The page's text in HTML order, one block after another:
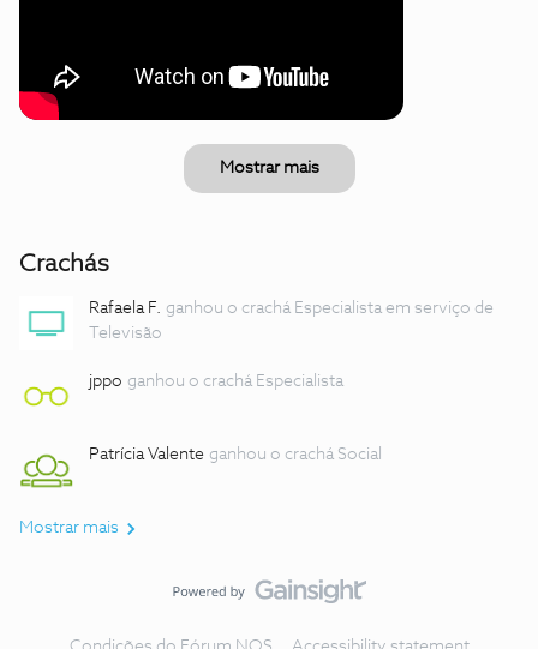
Mostrar mais
Crachás
Rafaela F. ganhou o crachá Especialista em serviço de
Televisão
jppo ganhou o crachá Especialista
Patrícia Valente ganhou o crachá Social
Mostrar mais